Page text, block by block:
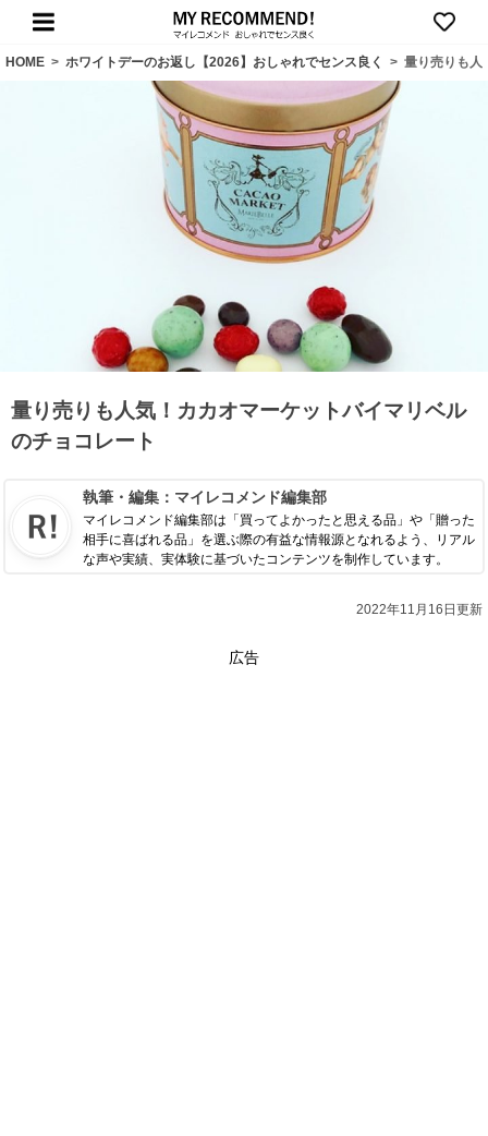
HOME > ホワイトデーのお返し【2026】おしゃれでセンス良く > 量り売りも人
量り売りも人気！カカオマーケットバイマリベル
のチョコレート
執筆・編集： マイレコメンド編集部
マイレコメンド編集部は「買ってよかったと思える品」や「贈った
相手に喜ばれる品」を選ぶ際の有益な情報源となれるよう、リアル
な声や実績、実体験に基づいたコンテンツを制作しています。
2022年11月16日更新
広告